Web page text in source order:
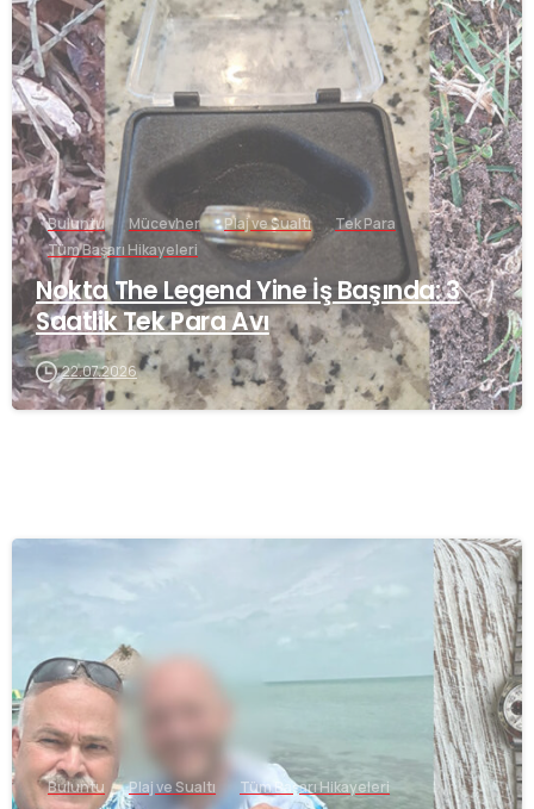
-
Buluntu Mücevher Plaj ve Sualtı
Tek Para
Tüm Başarı Hikayeleri
Nokta The Legend Yine İş Başında: 3
Saatlik Tek Para Avı
22.07.2026
-
Buluntu Plaj ve Sualtı Tüm Başarı Hikayeleri